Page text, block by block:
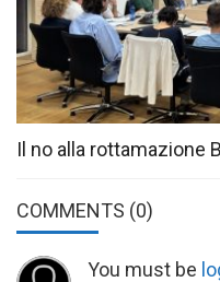
Il no alla rottamazione
COMMENTS (0)
You must be